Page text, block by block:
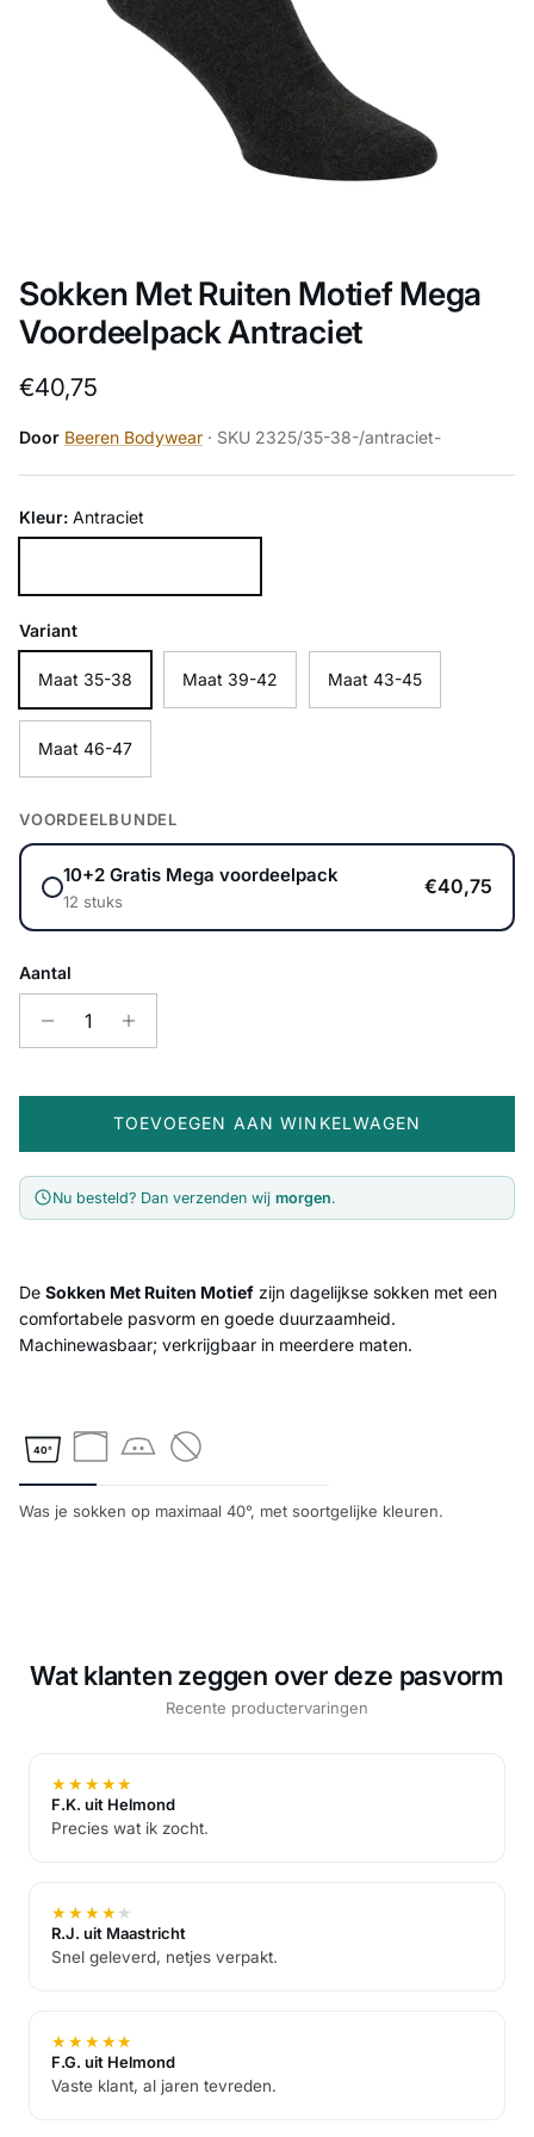
Sokken Met Ruiten Motief Mega
Voordeelpack Antraciet
Reguliere prijs
€40,75
Door Beeren Bodywear · SKU 2325/35-38-/antraciet-
Kleur: Antraciet
Variant
Maat 35-38 Maat 39-42 Maat 43-45
Maat 46-47
VOORDEELBUNDEL
10+2 Gratis Mega voordeelpack
12 stuks
€40,75
Aantal
TOEVOEGEN AAN WINKELWAGEN
Nu besteld? Dan verzenden wijmorgen.
De Sokken Met Ruiten Motief zijn dagelijkse sokken met een
comfortabele pasvorm en goede duurzaamheid.
Machinewasbaar; verkrijgbaar in meerdere maten.
40°
Was je sokken op maximaal 40°, met soortgelijke kleuren.
Wat klanten zeggen over deze pasvorm
Recente productervaringen
★★★★★
F.K. uit Helmond
Precies wat ik zocht.
★★★★★
R.J. uit Maastricht
Snel geleverd, netjes verpakt.
★★★★★
F.G. uit Helmond
Vaste klant, al jaren tevreden.